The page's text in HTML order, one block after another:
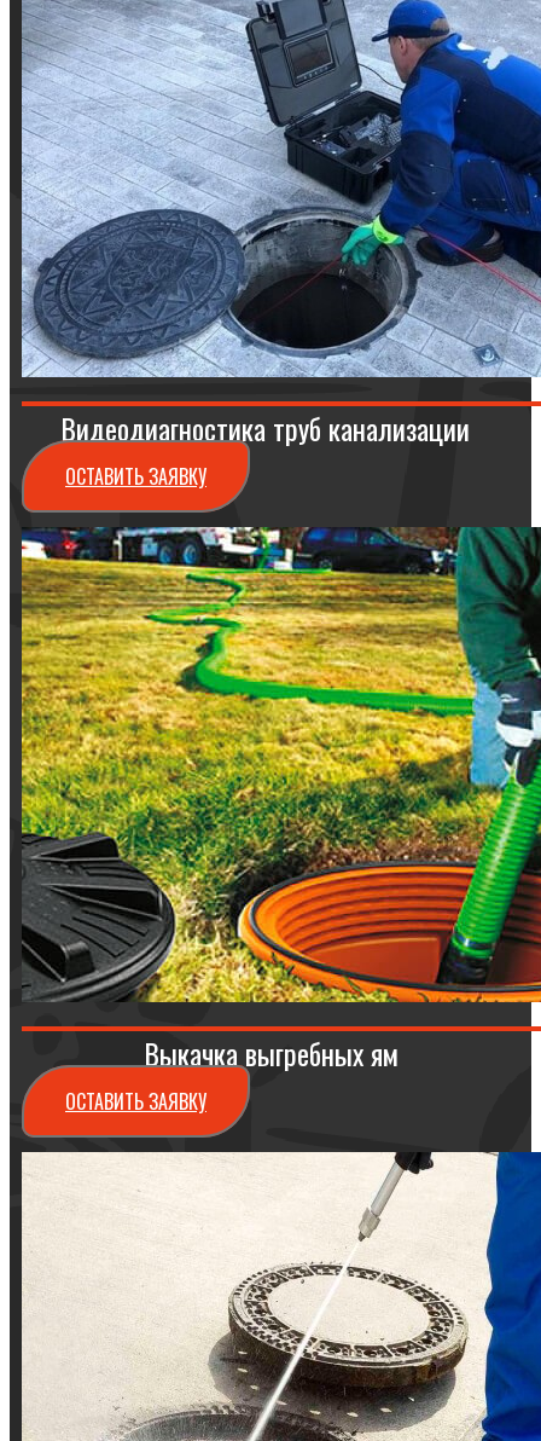
Видеодиагностика труб канализации
ОСТАВИТЬ ЗАЯВКУ
Выкачка выгребных ям
ОСТАВИТЬ ЗАЯВКУ